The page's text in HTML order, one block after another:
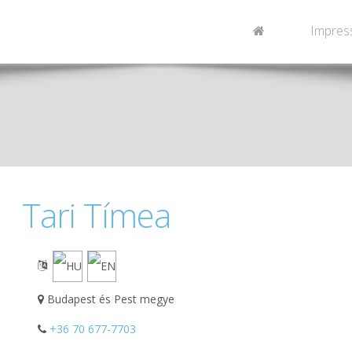
Tari Tímea
Budapest és Pest megye
+36 70 677-7703